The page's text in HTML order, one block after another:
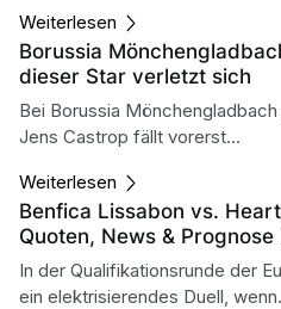
Weiterlesen
Borussia
dieser Star verletzt sich
Bei Borussia
Jens Castrop fällt vorerst...
Weiterlesen
Benfica Lissabon vs.
Quoten, News &
In der Qualifikationsrunde der
ein elektrisierendes Duell,